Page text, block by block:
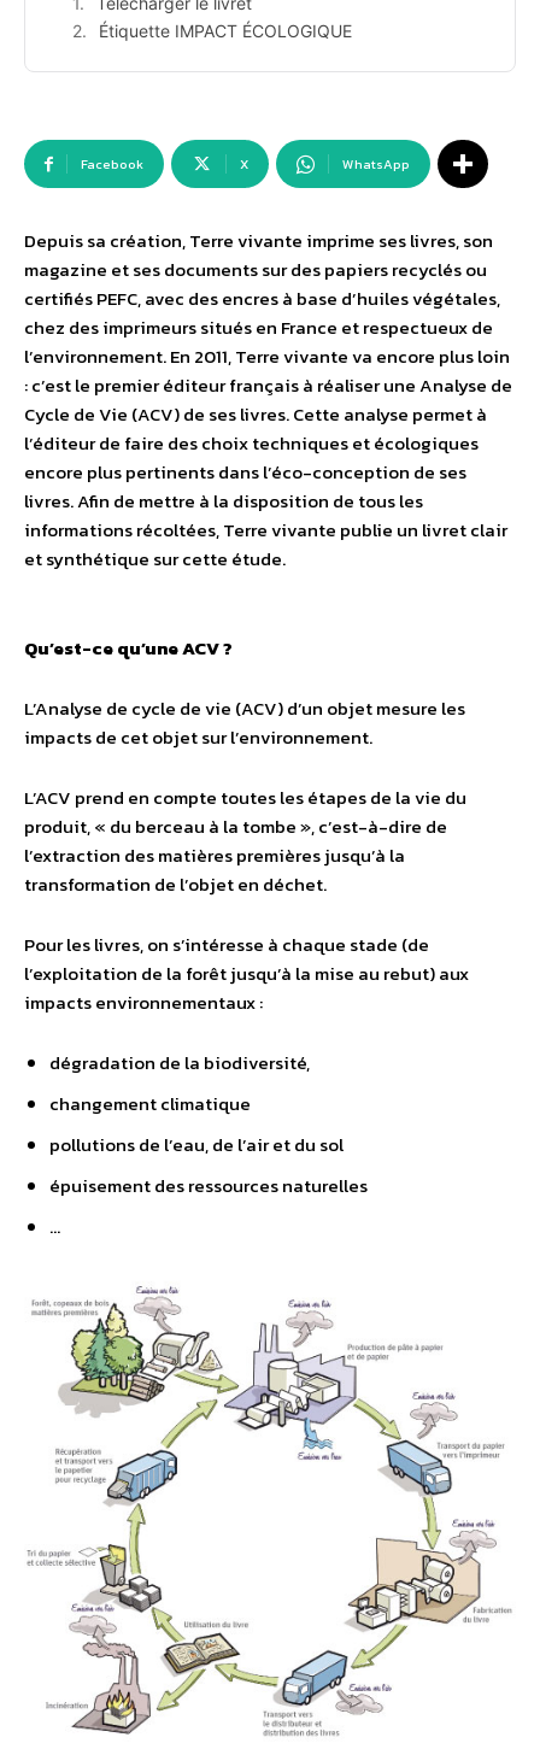
Étiquette IMPACT ÉCOLOGIQUE
Facebook X WhatsApp
Depuis sa création, Terre vivante imprime ses livres, son
magazine et ses documents sur des papiers recyclés ou
certifiés PEFC, avec des encres à base d’huiles végétales,
chez des imprimeurs situés en France et respectueux de
l’environnement. En 2011, Terre vivante va encore plus loin
: c’est le premier éditeur français à réaliser une Analyse de
Cycle de Vie (ACV) de ses livres. Cette analyse permet à
l’éditeur de faire des choix techniques et écologiques
encore plus pertinents dans l’éco-conception de ses
livres. Afin de mettre à la disposition de tous les
informations récoltées, Terre vivante publie un livret clair
et synthétique sur cette étude.
Qu’est-ce qu’une ACV ?
L’Analyse de cycle de vie (ACV) d’un objet mesure les
impacts de cet objet sur l’environnement.
L’ACV prend en compte toutes les étapes de la vie du
produit, « du berceau à la tombe », c’est-à-dire de
l’extraction des matières premières jusqu’à la
transformation de l’objet en déchet.
Pour les livres, on s’intéresse à chaque stade (de
l’exploitation de la forêt jusqu’à la mise au rebut) aux
impacts environnementaux :
dégradation de la biodiversité,
changement climatique
pollutions de l’eau, de l’air et du sol
épuisement des ressources naturelles
…